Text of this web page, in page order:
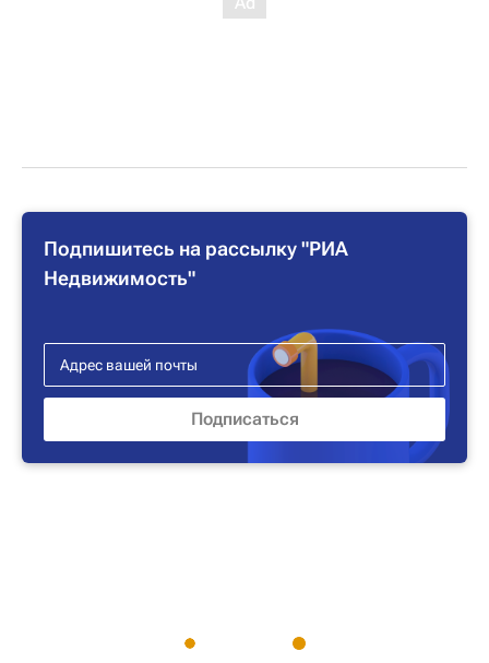
Подпишитесь на рассылку "РИА
Недвижимость"